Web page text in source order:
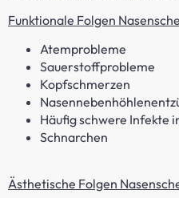
Funktionale Folgen
Atemprobleme
Sauerstoffprobleme
Kopfschmerzen
Häufig schwere Infekte
Schnarchen
Ästhetische Folgen